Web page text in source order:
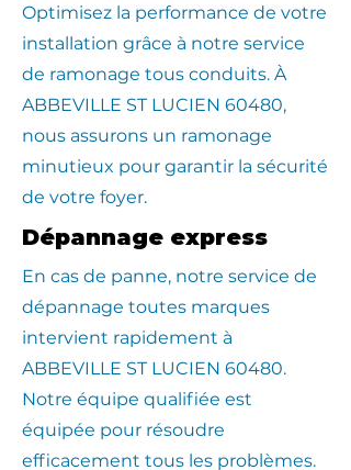
Optimisez la performance de votre
installation grâce à notre service
de ramonage tous conduits. À
ABBEVILLE ST LUCIEN 60480,
nous assurons un ramonage
minutieux pour garantir la sécurité
de votre foyer.
Dépannage express
En cas de panne, notre service de
dépannage toutes marques
intervient rapidement à
ABBEVILLE ST LUCIEN 60480.
Notre équipe qualifiée est
équipée pour résoudre
efficacement tous les problèmes.